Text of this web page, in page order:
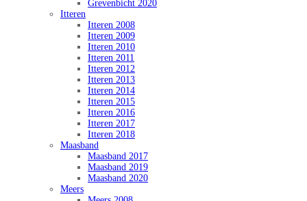
Grevenbicht 2020
Itteren
Itteren 2008
Itteren 2009
Itteren 2010
Itteren 2011
Itteren 2012
Itteren 2013
Itteren 2014
Itteren 2015
Itteren 2016
Itteren 2017
Itteren 2018
Maasband
Maasband 2017
Maasband 2019
Maasband 2020
Meers